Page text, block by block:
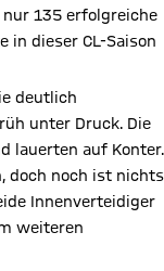
135 erfolgreiche
in dieser CL-Saison
deutlich
unter Druck. Die
lauerten auf Konter.
doch noch ist nichts
Innenverteidiger
weiteren